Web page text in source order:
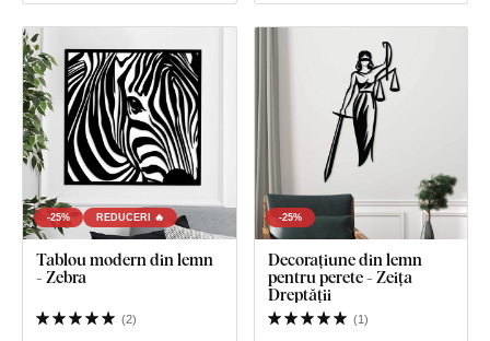
-25% REDUCERI 🔥
Tablou modern din lemn
- Zebra
(2)
-25%
Decorațiune din lemn
pentru perete - Zeița
Dreptății
(1)